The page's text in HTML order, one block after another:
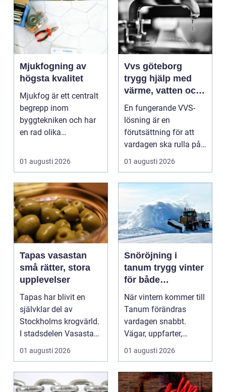
Mjukfogning av
högsta kvalitet
Mjukfog är ett centralt
begrepp inom
byggtekniken och har
en rad olika
..
01 augusti 2026
Vvs göteborg
trygg hjälp med
värme, vatten och
sanitet
En fungerande VVS-
lösning är en
förutsättning för att
vardagen ska rulla på.
När värmen strular,
01 augusti 2026
Tapas vasastan
små rätter, stora
upplevelser
Tapas har blivit en
självklar del av
Stockholms krogvärld.
I stadsdelen Vasastan
har utvecklingen gå...
01 augusti 2026
Snöröjning i
tanum trygg vinter
för både
privatpersoner och
företag
När vintern kommer till
Tanum förändras
vardagen snabbt.
Vägar, uppfarter,
parkeringar och
gångvägar...
01 augusti 2026